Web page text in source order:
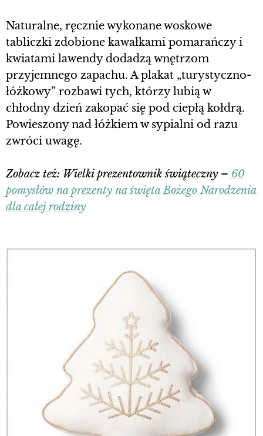
Naturalne, ręcznie wykonane woskowe
tabliczki zdobione kawałkami pomarańczy i
kwiatami lawendy dodadzą wnętrzom
przyjemnego zapachu. A plakat „turystyczno-
łóżkowy” rozbawi tych, którzy lubią w
chłodny dzień zakopać się pod ciepłą kołdrą.
Powieszony nad łóżkiem w sypialni od razu
zwróci uwagę.
Zobacz też: Wielki prezentownik świąteczny – 60
pomysłów na prezenty na święta Bożego Narodzenia
dla całej rodziny